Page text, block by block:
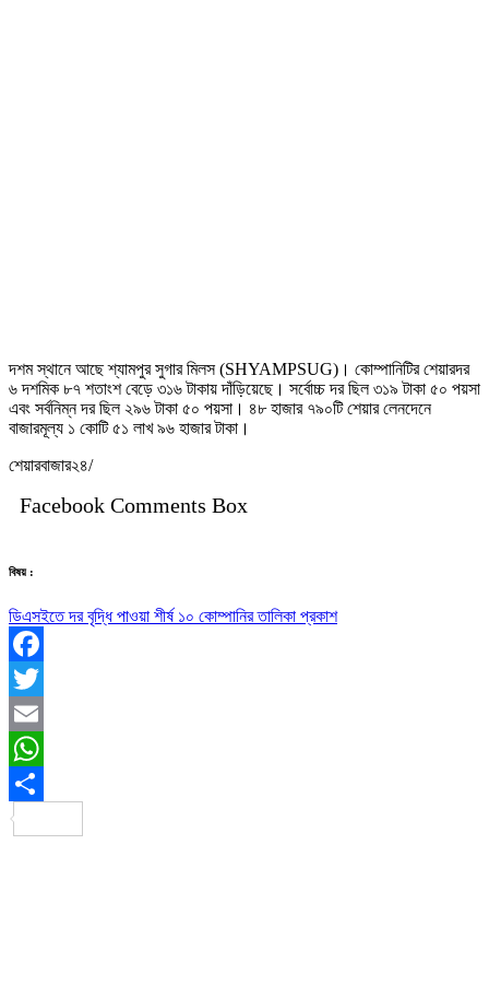
দশম স্থানে আছে শ্যামপুর সুগার মিলস (SHYAMPSUG)। কোম্পানিটির শেয়ারদর
৬ দশমিক ৮৭ শতাংশ বেড়ে ৩১৬ টাকায় দাঁড়িয়েছে। সর্বোচ্চ দর ছিল ৩১৯ টাকা ৫০ পয়সা
এবং সর্বনিম্ন দর ছিল ২৯৬ টাকা ৫০ পয়সা। ৪৮ হাজার ৭৯০টি শেয়ার লেনদেনে
বাজারমূল্য ১ কোটি ৫১ লাখ ৯৬ হাজার টাকা।
শেয়ারবাজার২৪/
Facebook Comments Box
বিষয় :
ডিএসইতে দর বৃদ্ধি পাওয়া শীর্ষ ১০ কোম্পানির তালিকা প্রকাশ
Facebook
Twitter
Email
WhatsApp